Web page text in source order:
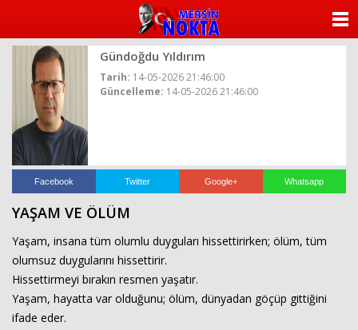
Gündoğdu Yıldırım
Tarih: 14-05-2026 21:46:00
Güncelleme: 14-05-2026 21:46:00
Facebook Twitter Google+ Whatsapp
YAŞAM VE ÖLÜM
Yaşam, insana tüm olumlu duyguları hissettirirken; ölüm, tüm
olumsuz duygularını hissettirir.
Hissettirmeyi bırakın resmen yaşatır.
Yaşam, hayatta var olduğunu; ölüm, dünyadan göçüp gittiğini
ifade eder.
YAZARLAR